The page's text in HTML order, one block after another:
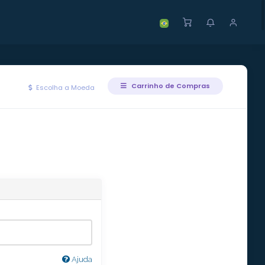
Escolha a Moeda Carrinho de Compras
Ajuda